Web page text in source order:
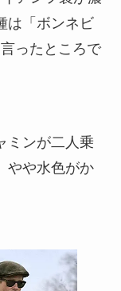
は「ボンネビ
ったところで
ミンが二人乗
やや水色がか